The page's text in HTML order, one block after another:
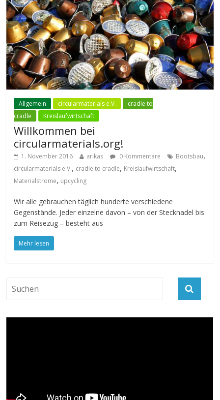
Allgemein circularmaterials e.V.
cradle to
cradle
Kreislaufwirtschaft
Willkommen bei
circularmaterials.org!
1. November 2016 arikas 0 Kommentare Bootsbau,
circularmaterials e.V., cradle to cradle, Kreislaufwirtschaft,
Materialströme, upcycling
Wir alle gebrauchen täglich hunderte verschiedene
Gegenstände. Jeder einzelne davon – von der Stecknadel bis
zum Reisezug – besteht aus
Mehr lesen